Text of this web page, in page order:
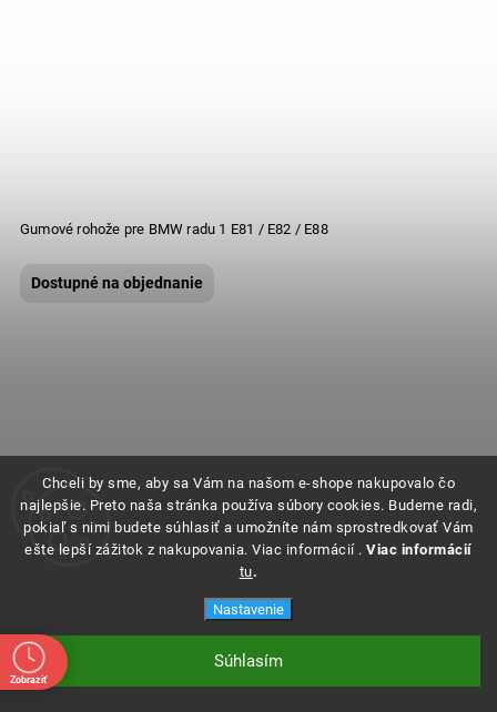
Chceli by sme, aby sa Vám na našom e-shope nakupovalo čo
najlepšie. Preto naša stránka používa súbory cookies. Budeme radi,
pokiaľ s nimi budete súhlasiť a umožníte nám sprostredkovať Vám
ešte lepší zážitok z nakupovania. Viac informácií .Viac informácií
tu.
Nastavenie
Súhlasím
Gumové rohože pre BMW radu 1 E81 / E82 / E88
Dostupné na objednanie
Zobraziť